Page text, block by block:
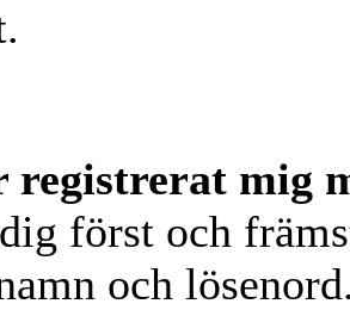
registrerat mig
först och
och